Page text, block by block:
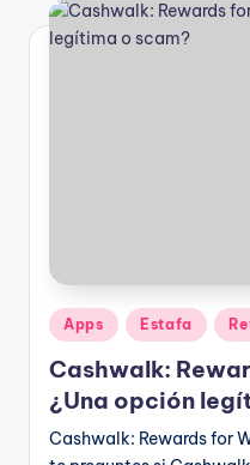
Publicado
en
Apps Estafa
Cashwalk:
¿Una opción
Cashwalk: Rewards for